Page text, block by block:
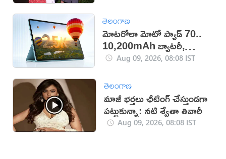
తెలంగాణ
మోటరోలా మోటో ప్యాడ్ 70..
10,200mAh బ్యాటరీ,
5Gతో కొత్త టాబ్లెట్ విడుదల
Aug 09, 2026, 08:08 IST
తెలంగాణ
మాజీ భర్తలు ఛీటింగ్ చేస్తుండగా
పట్టుకున్నా: నటి శ్వేతా తివారీ
Aug 09, 2026, 08:08 IST